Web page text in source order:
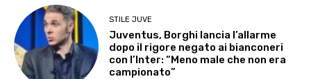
STILE JUVE
Juventus, Borghi lancia l’allarme
dopo il rigore negato ai bianconeri
con l’Inter: “Meno male che non era
campionato”